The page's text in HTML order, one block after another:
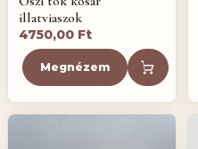
illatviaszok
4750,00 Ft
Megnézem